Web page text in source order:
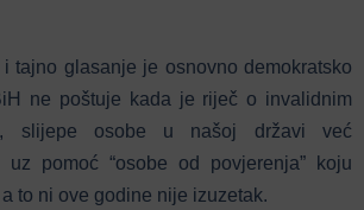
i tajno glasanje je osnovno demokratsko
ne poštuje kada je riječ o invalidnim
slijepe osobe u našoj državi već
uz pomoć “osobe od povjerenja” koju
to ni ove godine nije izuzetak.